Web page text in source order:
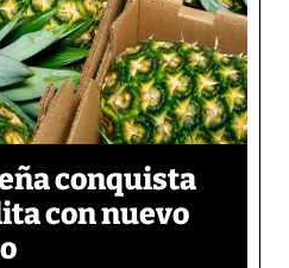
conquista
con nuevo